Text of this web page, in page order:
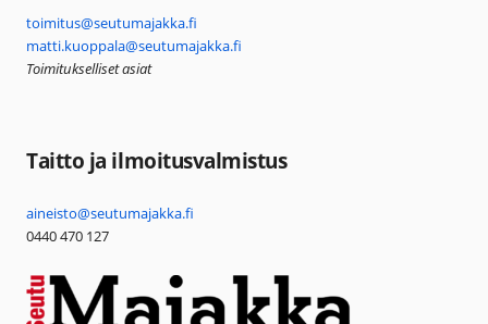
toimitus@seutumajakka.fi
matti.kuoppala@seutumajakka.fi
Toimitukselliset asiat
Taitto ja ilmoitusvalmistus
aineisto@seutumajakka.fi
0440 470 127